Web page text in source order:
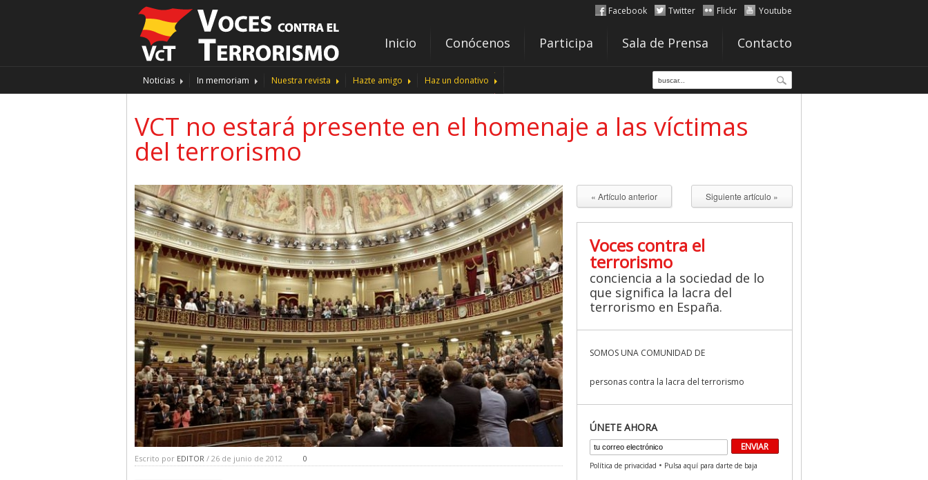
Facebook Twitter Flickr Youtube
Inicio Conócenos Participa Sala de Prensa Contacto
Noticias In memoriam Nuestra revista Hazte amigo Haz un donativo
VCT no estará presente en el homenaje a las víctimas
del terrorismo
Escrito por EDITOR / 26 de junio de 2012 0
« Artículo anterior Siguiente artículo »
Voces contra el
terrorismo
conciencia a la sociedad de lo
que significa la lacra del
terrorismo en España.
SOMOS UNA COMUNIDAD DE
personas contra la lacra del terrorismo
ÚNETE AHORA
Política de privacidad • Pulsa aquí para darte de baja